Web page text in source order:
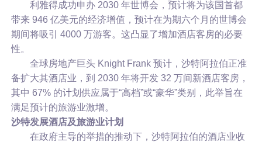
利雅得成功申办 2030 年世博会，预计将为该国首都
带来 946 亿美元的经济增值，预计在为期六个月的世博会
期间将吸引 4000 万游客。这凸显了增加酒店客房的必要
性。
全球房地产巨头 Knight Frank 预计，沙特阿拉伯正准
备扩大其酒店业，到 2030 年将开发 32 万间新酒店客房，
其中 67% 的计划供应属于“高档”或“豪华”类别，此举旨在
满足预计的旅游业激增。
沙特发展酒店及旅游业计划
在政府主导的举措的推动下，沙特阿拉伯的酒店业收